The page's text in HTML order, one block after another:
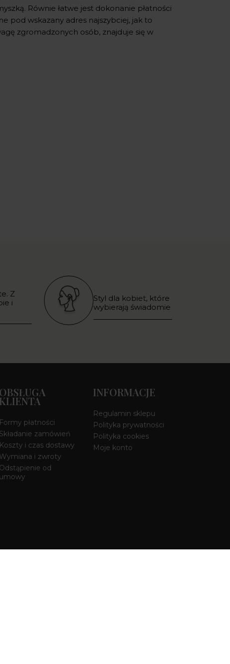
Równie łatwe jest dokonanie płatności
pod wskazany adres najszybciej, jak to
zgromadzonych osób, znajduje się w
Z
i
Styl dla kobiet, które
wybierają świadomie
OBSŁUGA
KLIENTA
Formy płatności
Składanie zamówień
Koszty i czas dostawy
Wymiana i zwroty
Odstąpienie od
umowy
INFORMACJE
Regulamin sklepu
Polityka prywatności
Polityka cookies
Moje konto